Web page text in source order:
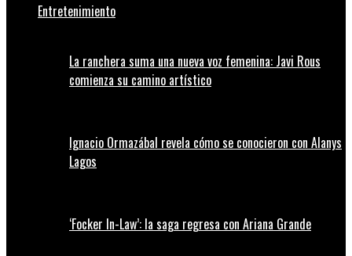
Entretenimiento
La ranchera suma una nueva voz femenina: Javi Rous
comienza su camino artístico
Ignacio Ormazábal revela cómo se conocieron con Alanys
Lagos
‘Focker In-Law’: la saga regresa con Ariana Grande